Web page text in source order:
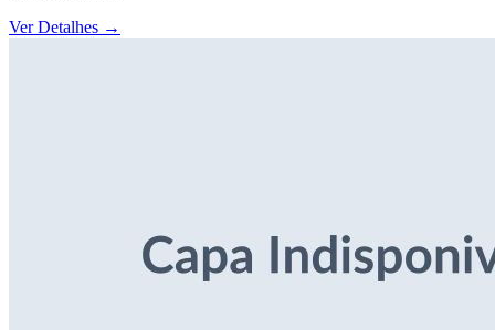
Ver Detalhes →